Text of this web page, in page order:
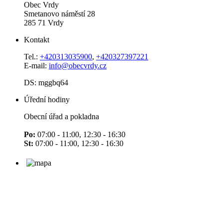
Obec Vrdy
Smetanovo náměstí 28
285 71 Vrdy
Kontakt
Tel.: +420313035900, +420327397221
E-mail: info@obecvrdy.cz
DS: mggbq64
Úřední hodiny
Obecní úřad a pokladna
Po: 07:00 - 11:00, 12:30 - 16:30
St: 07:00 - 11:00, 12:30 - 16:30